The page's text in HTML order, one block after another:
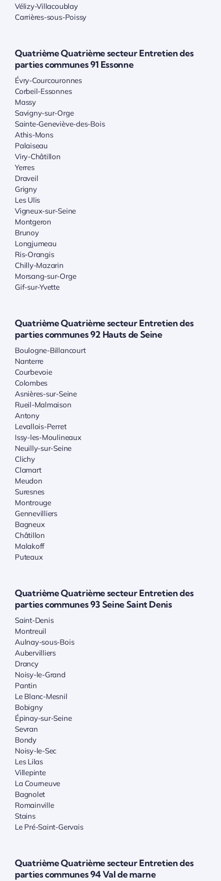
Vélizy-Villacoublay
Carrières-sous-Poissy
Quatrième Quatrième secteur Entretien des
parties communes 91 Essonne
Évry-Courcouronnes
Corbeil-Essonnes
Massy
Savigny-sur-Orge
Sainte-Geneviève-des-Bois
Athis-Mons
Palaiseau
Viry-Châtillon
Yerres
Draveil
Grigny
Les Ulis
Vigneux-sur-Seine
Montgeron
Brunoy
Longjumeau
Ris-Orangis
Chilly-Mazarin
Morsang-sur-Orge
Gif-sur-Yvette
Quatrième Quatrième secteur Entretien des
parties communes 92 Hauts de Seine
Boulogne-Billancourt
Nanterre
Courbevoie
Colombes
Asnières-sur-Seine
Rueil-Malmaison
Antony
Levallois-Perret
Issy-les-Moulineaux
Neuilly-sur-Seine
Clichy
Clamart
Meudon
Suresnes
Montrouge
Gennevilliers
Bagneux
Châtillon
Malakoff
Puteaux
Quatrième Quatrième secteur Entretien des
parties communes 93 Seine Saint Denis
Saint-Denis
Montreuil
Aulnay-sous-Bois
Aubervilliers
Drancy
Noisy-le-Grand
Pantin
Le Blanc-Mesnil
Bobigny
Épinay-sur-Seine
Sevran
Bondy
Noisy-le-Sec
Les Lilas
Villepinte
La Courneuve
Bagnolet
Romainville
Stains
Le Pré-Saint-Gervais
Quatrième Quatrième secteur Entretien des
parties communes 94 Val de marne